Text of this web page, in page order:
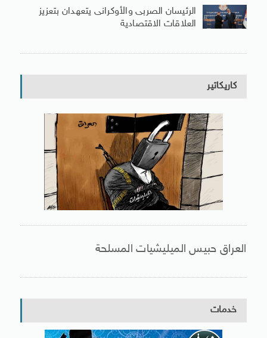
الرئيسان الصربى والأوكرانى يتعهدان بتعزيز
العلاقات الاقتصادية
كاريكاتير
العراق حبيس الميليشيات المسلحة
خدمات